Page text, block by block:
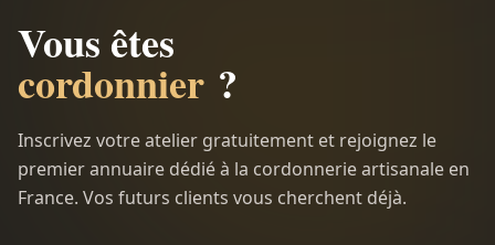
Vous êtes
cordonnier ?
Inscrivez votre atelier gratuitement et rejoignez le
premier annuaire dédié à la cordonnerie artisanale en
France. Vos futurs clients vous cherchent déjà.